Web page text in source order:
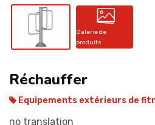
Galerie de
produits
Réchauffer
Equipements extérieurs de
no translation